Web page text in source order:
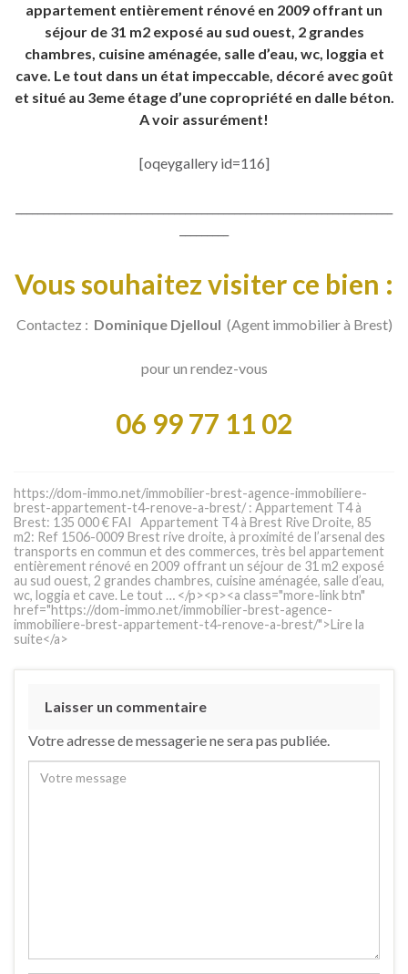
appartement entièrement rénové en 2009 offrant un
séjour de 31 m2 exposé au sud ouest, 2 grandes
chambres, cuisine aménagée, salle d’eau, wc, loggia et
cave. Le tout dans un état impeccable, décoré avec goût
et situé au 3eme étage d’une copropriété en dalle béton.
A voir assurément!
[oqeygallery id=116]
Vous souhaitez visiter ce bien :
Contactez : Dominique Djelloul (Agent immobilier à Brest)
pour un rendez-vous
06 99 77 11 02
https://dom-immo.net/immobilier-brest-agence-immobiliere-
brest-appartement-t4-renove-a-brest/ : Appartement T4 à
Brest: 135 000 € FAI Appartement T4 à Brest Rive Droite, 85
m2: Ref 1506-0009 Brest rive droite, à proximité de l’arsenal des
transports en commun et des commerces, très bel appartement
entièrement rénové en 2009 offrant un séjour de 31 m2 exposé
au sud ouest, 2 grandes chambres, cuisine aménagée, salle d’eau,
wc, loggia et cave. Le tout … </p><p><a class="more-link btn"
href="https://dom-immo.net/immobilier-brest-agence-
immobiliere-brest-appartement-t4-renove-a-brest/">Lire la
suite</a>
Laisser un commentaire
Votre adresse de messagerie ne sera pas publiée.